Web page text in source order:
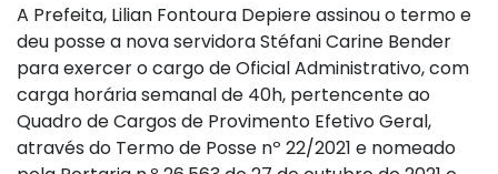
A Prefeita, Lilian Fontoura Depiere assinou o termo e
deu posse a nova servidora Stéfani Carine Bender
para exercer o cargo de Oficial Administrativo, com
carga horária semanal de 40h, pertencente ao
Quadro de Cargos de Provimento Efetivo Geral,
através do Termo de Posse nº 22/2021 e nomeado